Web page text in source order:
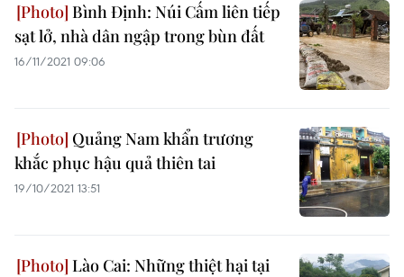
Bình Định: Núi Cấm liên tiếp
sạt lở, nhà dân ngập trong bùn đất
16/11/2021 09:06
Quảng Nam khẩn trương
khắc phục hậu quả thiên tai
19/10/2021 13:51
Lào Cai: Những thiệt hại tại